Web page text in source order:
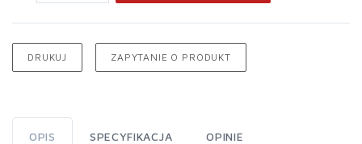
DRUKUJ ZAPYTANIE O PRODUKT
OPIS SPECYFIKACJA OPINIE